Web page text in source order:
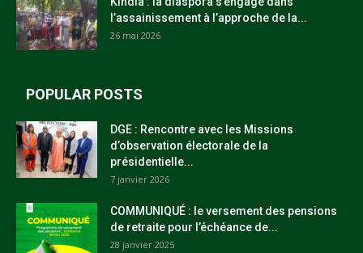
l’assainissement à l’approche de la...
26 mai 2026
POPULAR POSTS
DGE : Rencontre avec les Missions
d’observation électorale de la
présidentielle...
7 janvier 2026
COMMUNIQUÉ : le versement des pensions
de retraite pour l’échéance de...
28 janvier 2025